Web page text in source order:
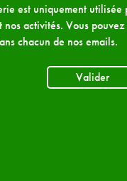
est uniquement
nos activités. Vous
chacun de nos emails.